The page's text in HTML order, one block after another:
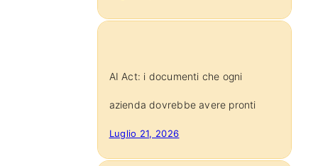
AI Act: i documenti che ogni
azienda dovrebbe avere pronti
Luglio 21, 2026